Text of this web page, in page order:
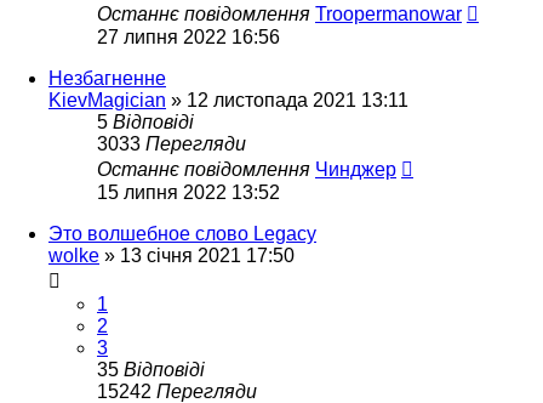
Останнє повідомлення Troopermanowar
27 липня 2022 16:56
Незбагненне
KievMagician » 12 листопада 2021 13:11
5 Відповіді
3033 Перегляди
Останнє повідомлення Чинджер
15 липня 2022 13:52
Это волшебное слово Legacy
wolke » 13 січня 2021 17:50
1
2
3
35 Відповіді
15242 Перегляди